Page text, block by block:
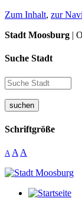
Zum Inhalt, zur
Stadt Moosburg |
Suche Stadt
suchen
Schriftgröße
A A A